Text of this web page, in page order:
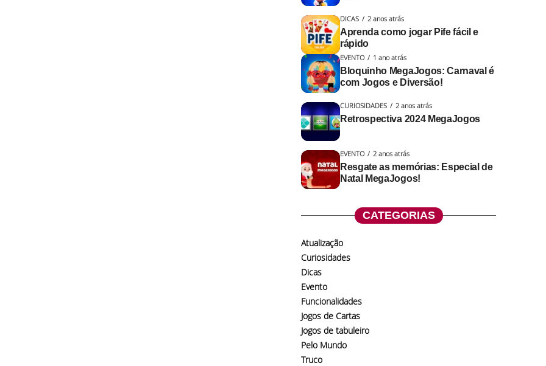
DICAS 2 anos atrás
Aprenda como jogar Pife fácil e
rápido
EVENTO 1 ano atrás
Bloquinho MegaJogos: Carnaval é
com Jogos e Diversão!
CURIOSIDADES 2 anos atrás
Retrospectiva 2024 MegaJogos
EVENTO 2 anos atrás
Resgate as memórias: Especial de
Natal MegaJogos!
CATEGORIAS
Atualização
Curiosidades
Dicas
Evento
Funcionalidades
Jogos de Cartas
Jogos de tabuleiro
Pelo Mundo
Truco